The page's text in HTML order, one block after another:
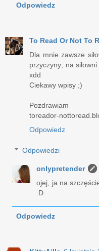
Odpowiedz
To Read Or Not To
Dla mnie zawsze
przyczyny; na
xdd
Ciekawy wpisy ;)
Pozdrawiam
toreador-
Odpowiedz
Odpowiedzi
onlypretender
ojej, ja na
:D
Odpowiedz